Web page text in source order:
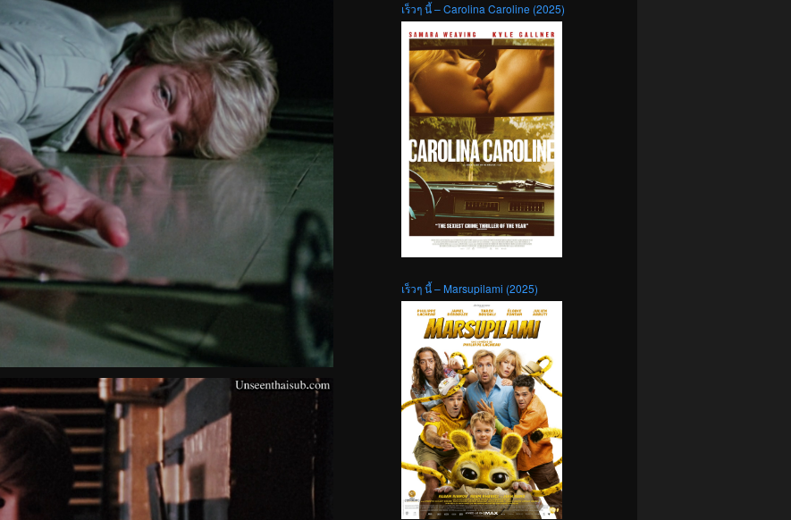
เร็วๆ นี้ – Carolina Caroline (2025)
เร็วๆ นี้ – Marsupilami (2025)